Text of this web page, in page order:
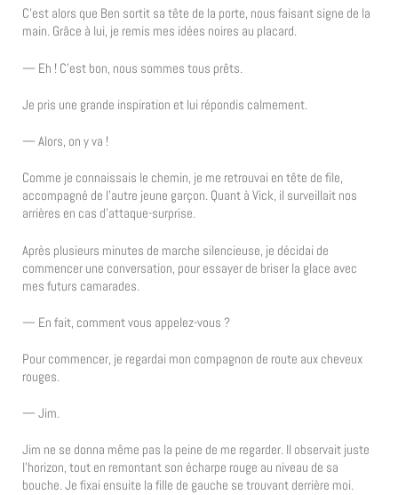
C’est alors que Ben sortit sa tête de la porte, nous faisant signe de la
main. Grâce à lui, je remis mes idées noires au placard.
— Eh ! C’est bon, nous sommes tous prêts.
Je pris une grande inspiration et lui répondis calmement.
— Alors, on y va !
Comme je connaissais le chemin, je me retrouvai en tête de file,
accompagné de l’autre jeune garçon. Quant à Vick, il surveillait nos
arrières en cas d’attaque-surprise.
Après plusieurs minutes de marche silencieuse, je décidai de
commencer une conversation, pour essayer de briser la glace avec
mes futurs camarades.
— En fait, comment vous appelez-vous ?
Pour commencer, je regardai mon compagnon de route aux cheveux
rouges.
— Jim.
Jim ne se donna même pas la peine de me regarder. Il observait juste
l’horizon, tout en remontant son écharpe rouge au niveau de sa
bouche. Je fixai ensuite la fille de gauche se trouvant derrière moi.